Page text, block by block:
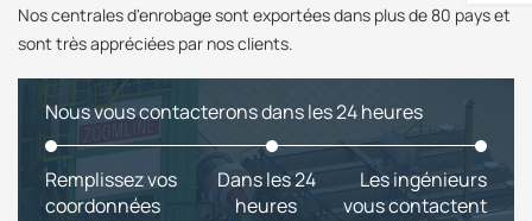
Nos centrales d'enrobage sont exportées dans plus de 80 pays et
sont très appréciées par nos clients.
Nous vous contacterons dans les 24 heures
Remplissez vos
coordonnées
Dans les 24
heures
Les ingénieurs
vous contactent